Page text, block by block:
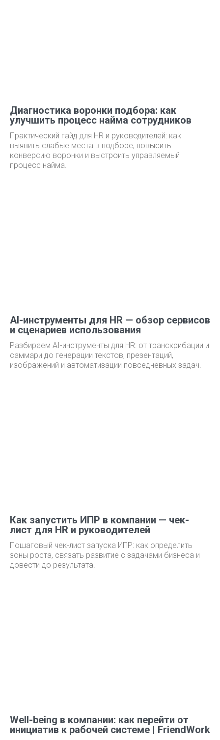
Диагностика воронки подбора: как
улучшить процесс найма сотрудников
Практический гайд для HR и руководителей: как
выявить слабые места в подборе, повысить
конверсию воронки и выстроить управляемый
процесс найма.
AI-инструменты для HR — обзор сервисов
и сценариев использования
Разбираем AI-инструменты для HR: от транскрибации и
саммари до генерации текстов, презентаций,
изображений и автоматизации повседневных задач.
Как запустить ИПР в компании — чек-
лист для HR и руководителей
Пошаговый чек-лист запуска ИПР: как определить
зоны роста, связать развитие с задачами бизнеса и
довести до результата.
Well-being в компании: как перейти от
инициатив к рабочей системе | FriendWork